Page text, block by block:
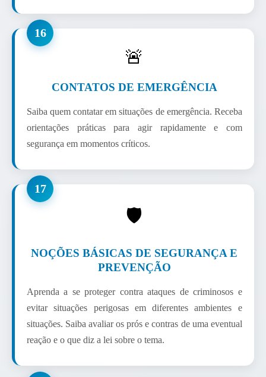
16
🚨
CONTATOS DE EMERGÊNCIA
Saiba quem contatar em situações de emergência. Receba
orientações práticas para agir rapidamente e com
segurança em momentos críticos.
17
🛡️
NOÇÕES BÁSICAS DE SEGURANÇA E
PREVENÇÃO
Aprenda a se proteger contra ataques de criminosos e
evitar situações perigosas em diferentes ambientes e
situações. Saiba avaliar os prós e contras de uma eventual
reação e o que diz a lei sobre o tema.